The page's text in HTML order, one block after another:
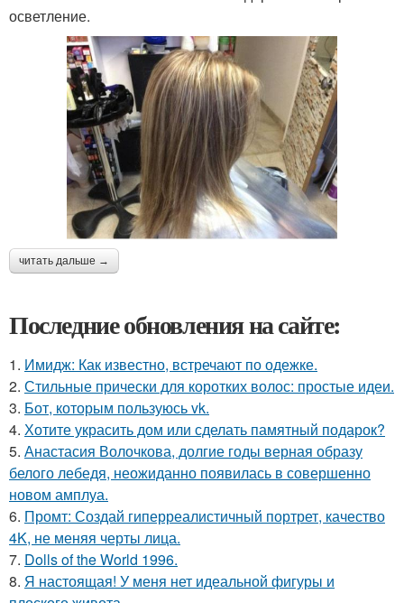
осветление.
читать дальше →
Последние обновления на сайте:
1. Имидж: Как известно, встречают по одежке.
2. Стильные прически для коротких волос: простые идеи.
3. Бот, которым пользуюсь vk.
4. Хотите украсить дом или сделать памятный подарок?
5. Анастасия Волочкова, долгие годы верная образу
белого лебедя, неожиданно появилась в совершенно
новом амплуа.
6. Промт: Создай гиперреалистичный портрет, качество
4K, не меняя черты лица.
7. Dolls of the World 1996.
8. Я настоящая! У меня нет идеальной фигуры и